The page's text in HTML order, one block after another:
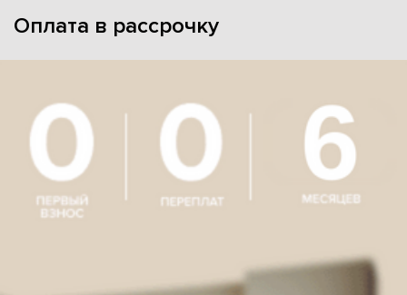
Оплата в рассрочку